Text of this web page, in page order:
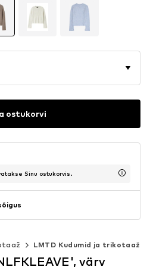
ostukorvi
Sinu ostukorvis.
LMTD Kudumid ja trikotaaž
värv